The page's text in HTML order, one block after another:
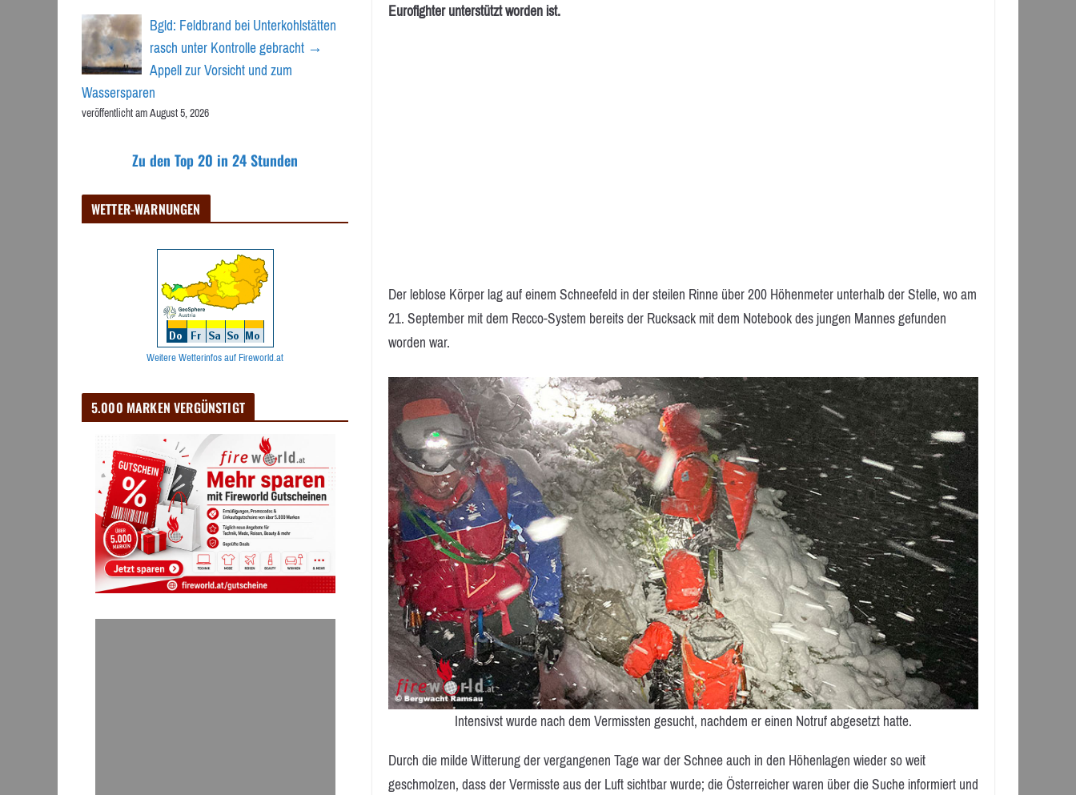
Eurofighter unterstützt worden ist.
Der leblose Körper lag auf einem Schneefeld in der steilen Rinne über 200 Höhenmeter unterhalb der Stelle, wo am
21. September mit dem Recco-System bereits der Rucksack mit dem Notebook des jungen Mannes gefunden
worden war.
Intensivst wurde nach dem Vermissten gesucht, nachdem er einen Notruf abgesetzt hatte.
Durch die milde Witterung der vergangenen Tage war der Schnee auch in den Höhenlagen wieder so weit
geschmolzen, dass der Vermisste aus der Luft sichtbar wurde; die Österreicher waren über die Suche informiert und
Bgld: Feldbrand bei Unterkohlstätten
rasch unter Kontrolle gebracht →
Appell zur Vorsicht und zum
Wassersparen
veröffentlicht am August 5, 2026
Zu den Top 20 in 24 Stunden
WETTER-WARNUNGEN
Weitere Wetterinfos auf Fireworld.at
5.000 MARKEN VERGÜNSTIGT